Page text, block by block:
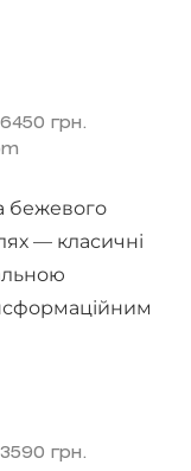
грн.
бежевого
— класичні
грн.